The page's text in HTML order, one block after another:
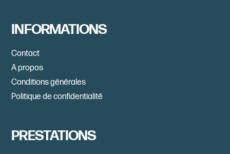
INFORMATIONS
Contact
A propos
Conditions générales
Politique de confidentialité
PRESTATIONS